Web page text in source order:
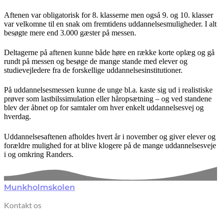
Aftenen var obligatorisk for 8. klasserne men også 9. og 10. klasser
var velkomne til en snak om fremtidens uddannelsesmuligheder. I alt
besøgte mere end 3.000 gæster på messen.
Deltagerne på aftenen kunne både høre en række korte oplæg og gå
rundt på messen og besøge de mange stande med elever og
studievejledere fra de forskellige uddannelsesinstitutioner.
På uddannelsesmessen kunne de unge bl.a. kaste sig ud i realistiske
prøver som lastbilssimulation eller håropsætning – og ved standene
blev der åbnet op for samtaler om hver enkelt uddannelsesvej og
hverdag.
Uddannelsesaftenen afholdes hvert år i november og giver elever og
forældre mulighed for at blive klogere på de mange uddannelsesveje
i og omkring Randers.
Munkholmskolen
Kontakt os